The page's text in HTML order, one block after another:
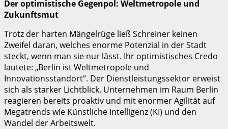
Der optimistische Gegenpol: Weltmetropole und
Zukunftsmut
Trotz der harten Mängelrüge ließ Schreiner keinen
Zweifel daran, welches enorme Potenzial in der Stadt
steckt, wenn man sie nur lässt. Ihr optimistisches Credo
lautete: „Berlin ist Weltmetropole und
Innovationsstandort“. Der Dienstleistungssektor erweist
sich als starker Lichtblick. Unternehmen im Raum Berlin
reagieren bereits proaktiv und mit enormer Agilität auf
Megatrends wie Künstliche Intelligenz (KI) und den
Wandel der Arbeitswelt.